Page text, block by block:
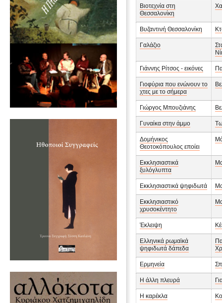
Βιοτεχνία στη
Θεσσαλονίκη
Βυζαντινή Θεσσαλονίκη
Γαλάζιο
Γιάννης Ρίτσος - εικόνες
Γιοφύρια που ενώνουν το
χτες με το σήμερα
Γιώργος Μπουζιάνης
Γυναίκα στην άμμο
Δομήνικος
Θεοτοκόπουλος εποίει
Εκκλησιαστικά
ξυλόγλυπτα
Εκκλησιαστικά ψηφιδωτά
Εκκλησιαστικό
χρυσοκέντητο
Έκλειψη
Ελληνικά ρωμαϊκά
ψηφιδωτά δάπεδα
Ερμηνεία
Η άλλη πλευρά
Η καρέκλα